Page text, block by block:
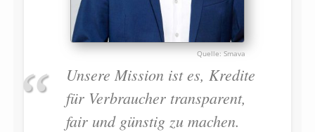
Smava
Unsere Mission ist es, Kredite
für Verbraucher transparent,
fair und günstig zu machen.